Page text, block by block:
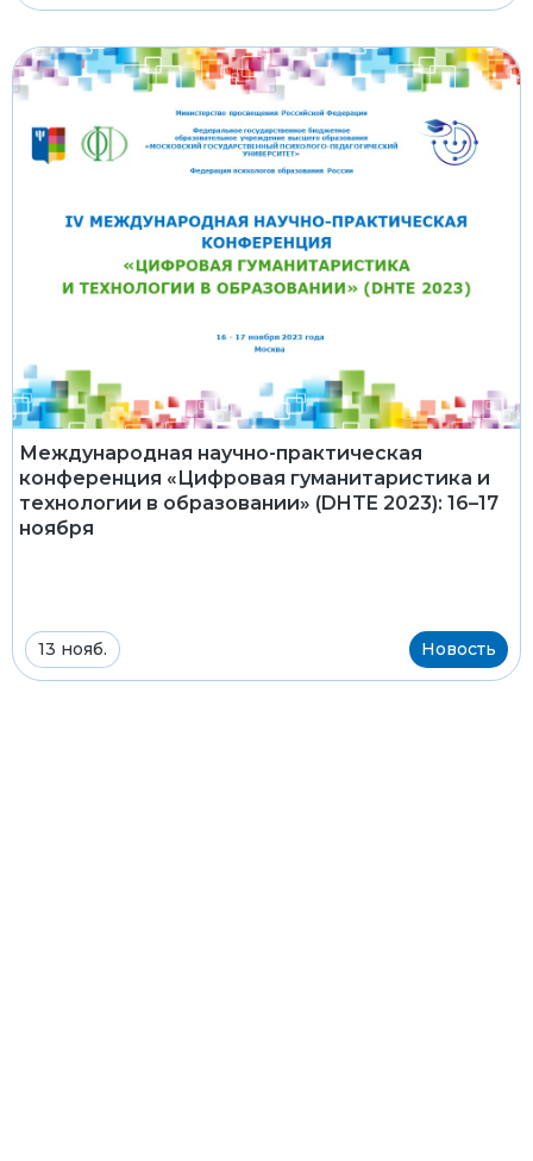
Международная научно-практическая
конференция «Цифровая гуманитаристика и
технологии в образовании» (DHTE 2023): 16–17
ноября
13 нояб. Новость